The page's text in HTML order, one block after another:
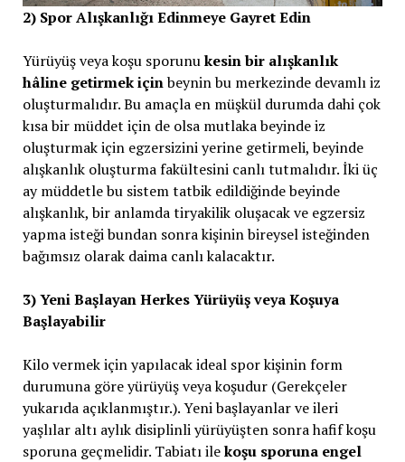
2) Spor Alışkanlığı Edinmeye Gayret Edin
Yürüyüş veya koşu sporunukesin bir alışkanlık
hâline getirmek içinbeynin bu merkezinde devamlı iz
oluşturmalıdır. Bu amaçla en müşkül durumda dahi çok
kısa bir müddet için de olsa mutlaka beyinde iz
oluşturmak için egzersizini yerine getirmeli, beyinde
alışkanlık oluşturma fakültesini canlı tutmalıdır. İki üç
ay müddetle bu sistem tatbik edildiğinde beyinde
alışkanlık, bir anlamda tiryakilik oluşacak ve egzersiz
yapma isteği bundan sonra kişinin bireysel isteğinden
bağımsız olarak daima canlı kalacaktır.
3) Yeni Başlayan Herkes Yürüyüş veya Koşuya
Başlayabilir
Kilo vermek için yapılacak ideal spor kişinin form
durumuna göre yürüyüş veya koşudur (Gerekçeler
yukarıda açıklanmıştır.). Yeni başlayanlar ve ileri
yaşlılar altı aylık disiplinli yürüyüşten sonra hafif koşu
sporuna geçmelidir. Tabiatı ilekoşu sporuna engel